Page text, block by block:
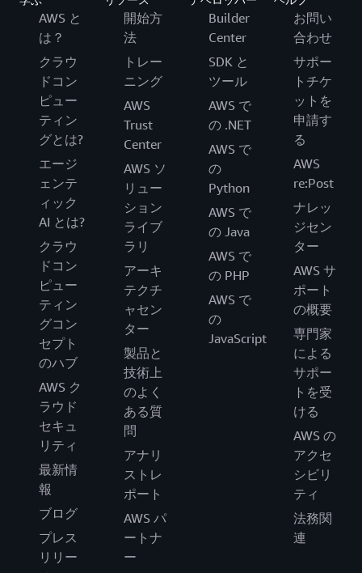
AWS と
は？
クラウ
ドコン
ピュー
ティン
グとは?
エージ
ェンテ
ィック
AI とは?
クラウ
ドコン
ピュー
ティン
グコン
セプト
のハブ
AWS ク
ラウド
セキュ
リティ
最新情
報
ブログ
プレス
リリー
開始方
法
トレー
ニング
AWS
Trust
Center
AWS ソ
リュー
ション
ライブ
ラリ
アーキ
テクチ
ャセン
ター
製品と
技術上
のよく
ある質
問
アナリ
ストレ
ポート
AWS パ
ートナ
ー
Builder
Center
SDK と
ツール
AWS で
の .NET
AWS で
の
Python
AWS で
の Java
AWS で
の PHP
AWS で
の
JavaScript
お問い
合わせ
サポー
トチケ
ットを
申請す
る
AWS
re:Post
ナレッ
ジセン
ター
AWS サ
ポート
の概要
専門家
による
サポー
トを受
ける
AWS の
アクセ
シビリ
ティ
法務関
連